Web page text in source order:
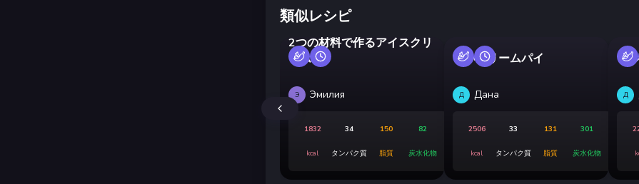
類似レシピ
2つの材料で作るアイスクリ
ーム
Э Эмилия
1832
kcal
34
タンパク質
150
脂質
82
炭水化物
甘いクリームパイ
Д Дана
2506
kcal
33
タンパク質
131
脂質
301
炭水化物
ブ
Д